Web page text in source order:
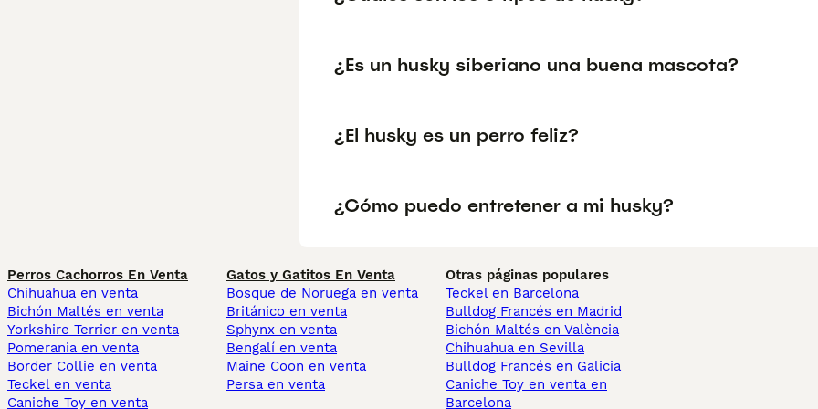
¿Es un husky siberiano una buena mascota?
¿El husky es un perro feliz?
¿Cómo puedo entretener a mi husky?
Perros Cachorros En Venta
Chihuahua en venta
Bichón Maltés en venta
Yorkshire Terrier en venta
Pomerania en venta
Border Collie en venta
Teckel en venta
Caniche Toy en venta
Gatos y Gatitos En Venta
Bosque de Noruega en venta
Británico en venta
Sphynx en venta
Bengalí en venta
Maine Coon en venta
Persa en venta
Otras páginas populares
Teckel en Barcelona
Bulldog Francés en Madrid
Bichón Maltés en València
Chihuahua en Sevilla
Bulldog Francés en Galicia
Caniche Toy en venta en
Barcelona